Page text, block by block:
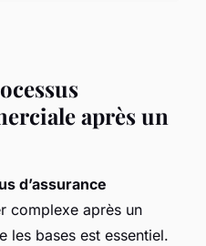
après un
d’assurance
complexe après un
les bases est essentiel.